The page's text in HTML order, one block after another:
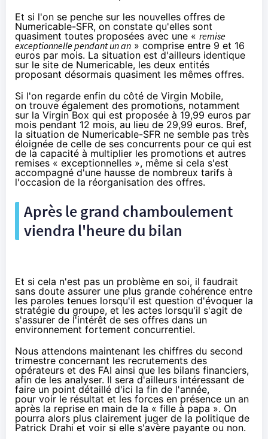
Et si l'on se penche sur les nouvelles offres de
Numericable-SFR, on constate qu'elles sont
quasiment toutes proposées avec une « remise
exceptionnelle pendant un an » comprise entre 9 et 16
euros par mois. La situation est d'ailleurs identique
sur le site de Numericable, les deux entités
proposant désormais quasiment les mêmes offres.
Si l'on regarde enfin du côté de Virgin Mobile,
on trouve également des promotions, notamment
sur la Virgin Box qui est proposée à 19,99 euros par
mois pendant 12 mois, au lieu de 29,99 euros. Bref,
la situation de Numericable-SFR ne semble pas très
éloignée de celle de ses concurrents pour ce qui est
de la capacité à multiplier les promotions et autres
remises « exceptionnelles », même si cela s'est
accompagné d'une hausse de nombreux tarifs à
l'occasion de la réorganisation des offres.
Après le grand chamboulement
viendra l'heure du bilan
Et si cela n'est pas un problème en soi, il faudrait
sans doute assurer une plus grande cohérence entre
les paroles tenues lorsqu'il est question d'évoquer la
stratégie du groupe, et les actes lorsqu'il s'agit de
s'assurer de l'intérêt de ses offres dans un
environnement fortement concurrentiel.
Nous attendons maintenant les chiffres du second
trimestre concernant les recrutements des
opérateurs et des FAI ainsi que les bilans financiers,
afin de les analyser. Il sera d'ailleurs intéressant de
faire un point détaillé d'ici la fin de l'année,
pour voir le résultat et les forces en présence un an
après la reprise en main de la « fille à papa ». On
pourra alors plus clairement juger de la politique de
Patrick Drahi et voir si elle s'avère payante ou non.